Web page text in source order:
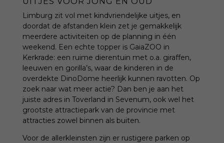
Limburg zit vol met kindvriendelijke uitjes, en
doordat de afstanden klein zet je gemakkelijk
meerdere activiteiten op de planning in één
weekend. Een echte topper is GaiaZOO in
Kerkrade: een ruime dierentuin met o.a. giraffen,
leeuwen en gorilla’s, waar de kinderen in de
overdekte DinoDome heerlijk kunnen ravotten. Op
zoek naar wat meer actie? Dan ben je aan het
juiste adres in Toverland in Sevenum, ook wel het
grootste attractiepark van de provincie met
attracties zowel binnen als buiten.
Voor de allerkleinsten zijn er rustigere parken op